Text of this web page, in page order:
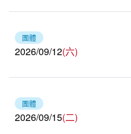
團體
2026/09/12(六)
團體
2026/09/15(二)